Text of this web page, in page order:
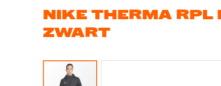
NIKE THERMA RPL
ZWART
Ga